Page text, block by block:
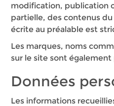
modification, publication
partielle, des contenus
écrite au préalable est
Les marques, noms
sur le site sont
Données
Les informations